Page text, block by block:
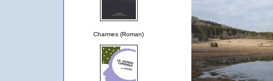
Charmes (Roman)